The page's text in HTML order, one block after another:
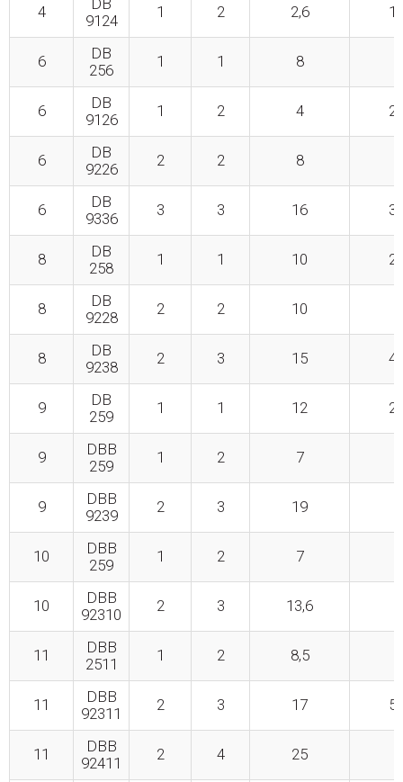
4
DB
9124
1 2 2,6
6
DB
256
1 1 8
6
DB
9126
1 2 4
6
DB
9226
2 2 8
6
DB
9336
3 3 16
8
DB
258
1 1 10
8
DB
9228
2 2 10
8
DB
9238
2 3 15
9
DB
259
1 1 12
9
DBB
259
1 2 7
9
DBB
9239
2 3 19
10
DBB
259
1 2 7
10
DBB
92310
2 3 13,6
11
DBB
2511
1 2 8,5
11
DBB
92311
2 3 17
11
DBB
92411
2 4 25